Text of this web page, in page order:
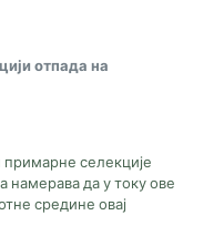
отпада на
примарне селекције
намерава да у току ове
средине овај